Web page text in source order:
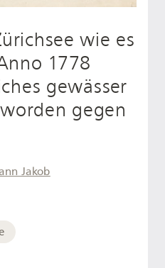
wie es
1778
gewässer
gegen
Jakob